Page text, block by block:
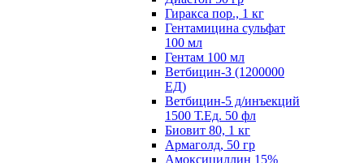
Гиракса пор., 1 кг
Гентамицина сульфат
100 мл
Гентам 100 мл
Ветбицин-З (1200000
ЕД)
Ветбицин-5 д/инъекций
1500 Т.Ед. 50 фл
Биовит 80, 1 кг
Армаголд, 50 гр
Амоксициллин 15%